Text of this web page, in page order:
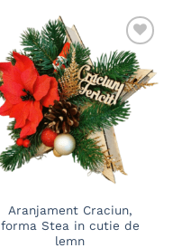
Adaugă
în
wishlist
Aranjament Craciun,
forma Stea in cutie de
lemn